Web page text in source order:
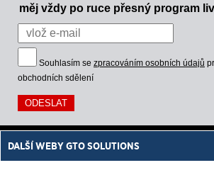
měj vždy po ruce přesný program
Souhlasím se zpracováním osobních údajů
obchodních sdělení
DALŠÍ WEBY GTO SOLUTIONS